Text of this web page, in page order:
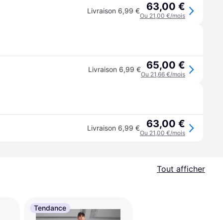
Livraison 6,99 € 63,00 €
Ou 21,00 €/mois
Livraison 6,99 € 65,00 €
Ou 21,66 €/mois
Livraison 6,99 € 63,00 €
Ou 21,00 €/mois
Tout afficher
Tendance